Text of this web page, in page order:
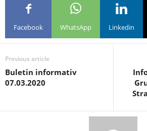
Facebook WhatsApp Linkedin
Previous article
Buletin informativ
07.03.2020